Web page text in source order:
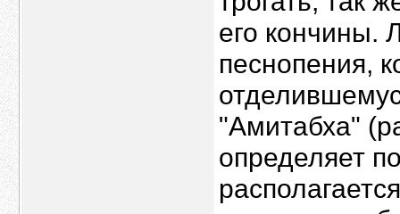
его кончины.
песнопения,
"Амитабха"
определяет